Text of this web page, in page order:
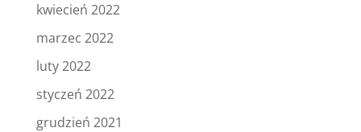
kwiecień 2022
marzec 2022
luty 2022
styczeń 2022
grudzień 2021